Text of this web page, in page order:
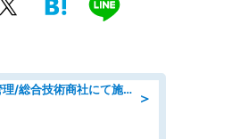
＞
工事・土木施工管理/総合技術商社にて施工管理のお仕事/即日勤務可/車通勤可/工事・土木施工管理/生産・品質管理